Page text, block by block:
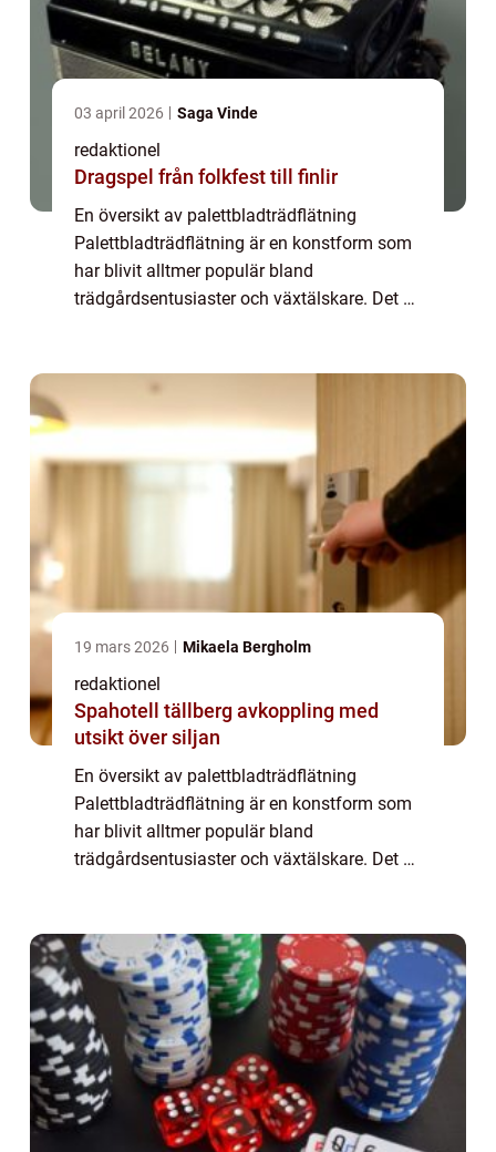
03 april 2026 Saga Vinde
redaktionel
Dragspel från folkfest till finlir
En översikt av palettbladträdflätning
Palettbladträdflätning är en konstform som
har blivit alltmer populär bland
trädgårdsentusiaster och växtälskare. Det är
19 mars 2026 Mikaela Bergholm
redaktionel
Spahotell tällberg avkoppling med
utsikt över siljan
En översikt av palettbladträdflätning
Palettbladträdflätning är en konstform som
har blivit alltmer populär bland
trädgårdsentusiaster och växtälskare. Det är
strukt...